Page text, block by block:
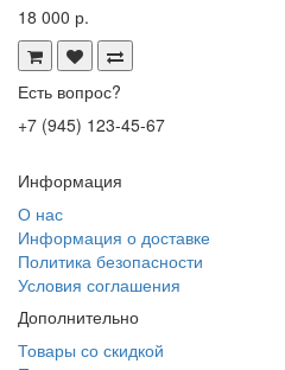
18 000 р.
Есть вопрос?
+7 (945) 123-45-67
Информация
О нас
Информация о доставке
Политика безопасности
Условия соглашения
Дополнительно
Товары со скидкой